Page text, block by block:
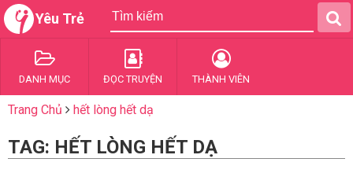
Yêu Trẻ
DANH MỤC ĐỌC TRUYỆN THÀNH VIÊN
Trang Chủ hết lòng hết dạ
TAG: HẾT LÒNG HẾT DẠ